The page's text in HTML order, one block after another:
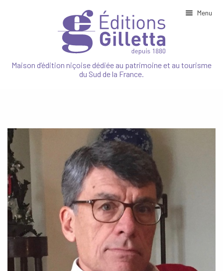
Maison d’édition niçoise dédiée au patrimoine et au tourisme
du Sud de la France.
Menu
NOTRE MAISON
menu
enfant
NATURE
SPORT
CUISINE
JEUNESSE
ESPACE PRO